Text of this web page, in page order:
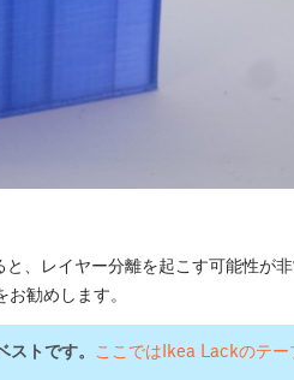
、レイヤー分離を起こす可能性が
勧めします。
トです。
ここではIkea Lackのテー